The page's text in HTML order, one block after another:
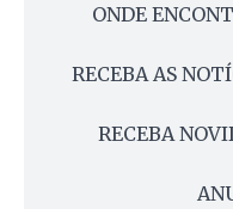
ONDE
RECEBA AS
RECEBA